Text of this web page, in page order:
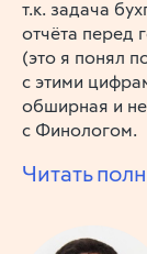
т.к. задача
отчёта перед
(это я понял
с этими
обширная и
с Финологом.
Читать